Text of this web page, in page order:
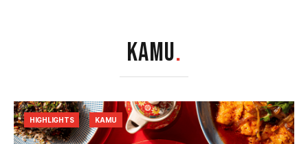
KAMU.
HIGHLIGHTS KAMU